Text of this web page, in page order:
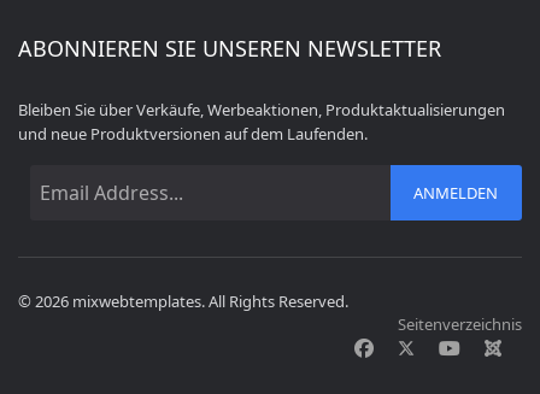
ABONNIEREN SIE UNSEREN NEWSLETTER
Bleiben Sie über Verkäufe, Werbeaktionen, Produktaktualisierungen
und neue Produktversionen auf dem Laufenden.
ANMELDEN
© 2026 mixwebtemplates. All Rights Reserved.
Seitenverzeichnis